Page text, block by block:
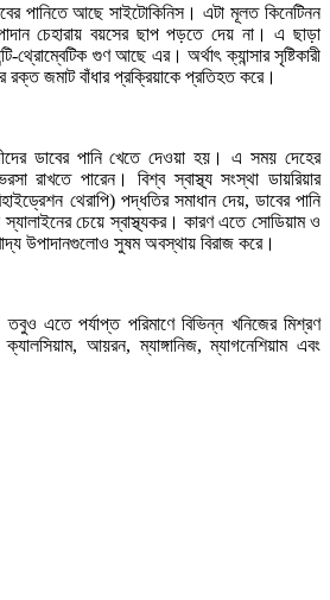
পানিতে আছে সাইটোকিনিস। এটা মূলত কিনেটিনন
চেহারায় বয়সের ছাপ পড়তে দেয় না। এ ছাড়া
থ্রোম্বেটিক গুণ আছে এর। অর্থাৎ ক্যান্সার সৃষ্টিকারী
জমাট বাঁধার প্রক্রিয়াকে প্রতিহত করে।
ডাবের পানি খেতে দেওয়া হয়। এ সময় দেহের
রাখতে পারেন। বিশ্ব স্বাস্থ্য সংস্থা ডায়রিয়ার
থেরাপি) পদ্ধতির সমাধান দেয়, ডাবের পানি
স্যালাইনের চেয়ে স্বাস্থ্যকর। কারণ এতে সোডিয়াম ও
উপাদানগুলোও সুষম অবস্থায় বিরাজ করে।
এতে পর্যাপ্ত পরিমাণে বিভিন্ন খনিজের মিশ্রণ
আয়রন, ম্যাঙ্গানিজ, ম্যাগনেশিয়াম এবং